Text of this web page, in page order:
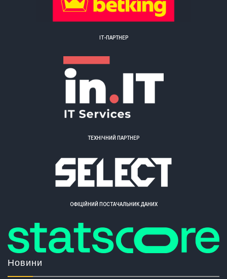
ІТ-ПАРТНЕР
ТЕХНІЧНИЙ ПАРТНЕР
ОФІЦІЙНИЙ ПОСТАЧАЛЬНИК ДАНИХ
Новини